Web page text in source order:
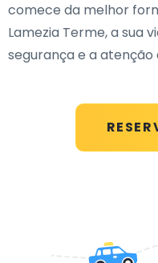
comece da melhor
Lamezia Terme, a sua
segurança e a